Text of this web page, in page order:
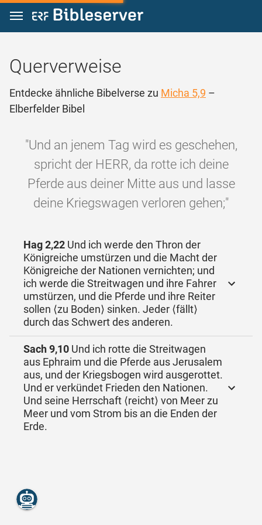
Zum Inhalt springen
Querverweise
Entdecke ähnliche Bibelverse zu Micha 5,9 –
Elberfelder Bibel
"Und an jenem Tag wird es geschehen,
spricht der HERR, da rotte ich deine
Pferde aus deiner Mitte aus und lasse
deine Kriegswagen verloren gehen;"
Hag 2,22 Und ich werde den Thron der
Königreiche umstürzen und die Macht der
Königreiche der Nationen vernichten; und
ich werde die Streitwagen und ihre Fahrer
umstürzen, und die Pferde und ihre Reiter
sollen ⟨zu Boden⟩ sinken. Jeder ⟨fällt⟩
durch das Schwert des anderen.
Sach 9,10 Und ich rotte die Streitwagen
aus Ephraim und die Pferde aus Jerusalem
aus, und der Kriegsbogen wird ausgerottet.
Und er verkündet Frieden den Nationen.
Und seine Herrschaft ⟨reicht⟩ von Meer zu
Meer und vom Strom bis an die Enden der
Erde.